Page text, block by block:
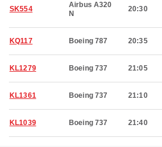
SK554
Airbus A320
N
20:30
KQ117 Boeing 787 20:35
KL1279 Boeing 737 21:05
KL1361 Boeing 737 21:10
KL1039 Boeing 737 21:40